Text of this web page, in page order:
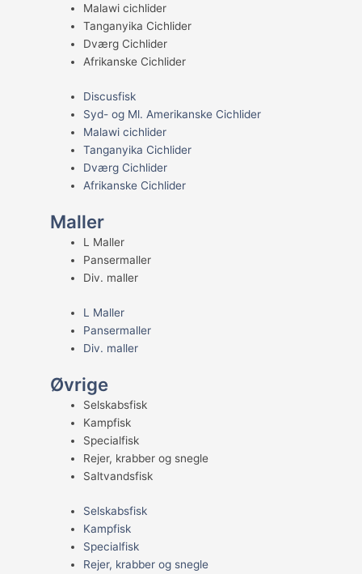
Malawi cichlider
Tanganyika Cichlider
Dværg Cichlider
Afrikanske Cichlider
Discusfisk
Syd- og Ml. Amerikanske Cichlider
Malawi cichlider
Tanganyika Cichlider
Dværg Cichlider
Afrikanske Cichlider
Maller
L Maller
Pansermaller
Div. maller
L Maller
Pansermaller
Div. maller
Øvrige
Selskabsfisk
Kampfisk
Specialfisk
Rejer, krabber og snegle
Saltvandsfisk
Selskabsfisk
Kampfisk
Specialfisk
Rejer, krabber og snegle